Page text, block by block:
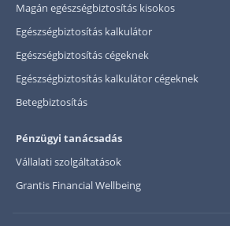
Magán egészségbiztosítás kisokos
Egészségbiztosítás kalkulátor
Egészségbiztosítás cégeknek
Egészségbiztosítás kalkulátor cégeknek
Betegbiztosítás
Pénzügyi tanácsadás
Vállalati szolgáltatások
Grantis Financial Wellbeing